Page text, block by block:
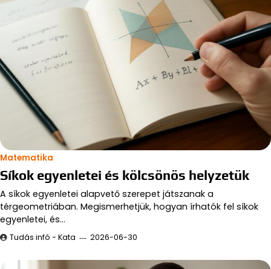
Matematika
Síkok egyenletei és kölcsönös helyzetük
A síkok egyenletei alapvető szerepet játszanak a
térgeometriában. Megismerhetjük, hogyan írhatók fel síkok
egyenletei, és…
Tudás infó - Kata 2026-06-30